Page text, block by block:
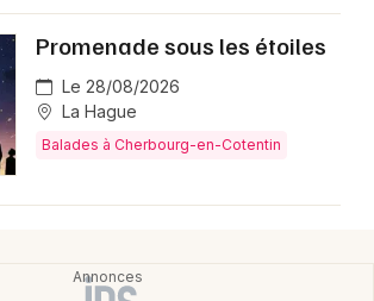
Promenade sous les étoiles
Le 28/08/2026
La Hague
Balades à Cherbourg-en-Cotentin